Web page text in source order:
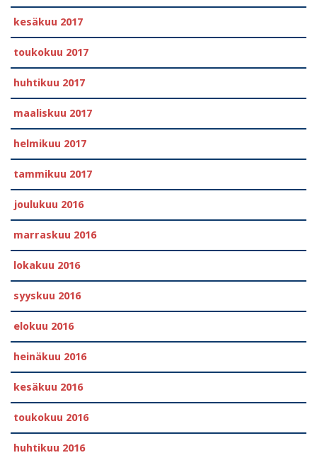
kesäkuu 2017
toukokuu 2017
huhtikuu 2017
maaliskuu 2017
helmikuu 2017
tammikuu 2017
joulukuu 2016
marraskuu 2016
lokakuu 2016
syyskuu 2016
elokuu 2016
heinäkuu 2016
kesäkuu 2016
toukokuu 2016
huhtikuu 2016